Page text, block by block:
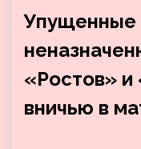
Упущенные
«Ростов» и
вничью в